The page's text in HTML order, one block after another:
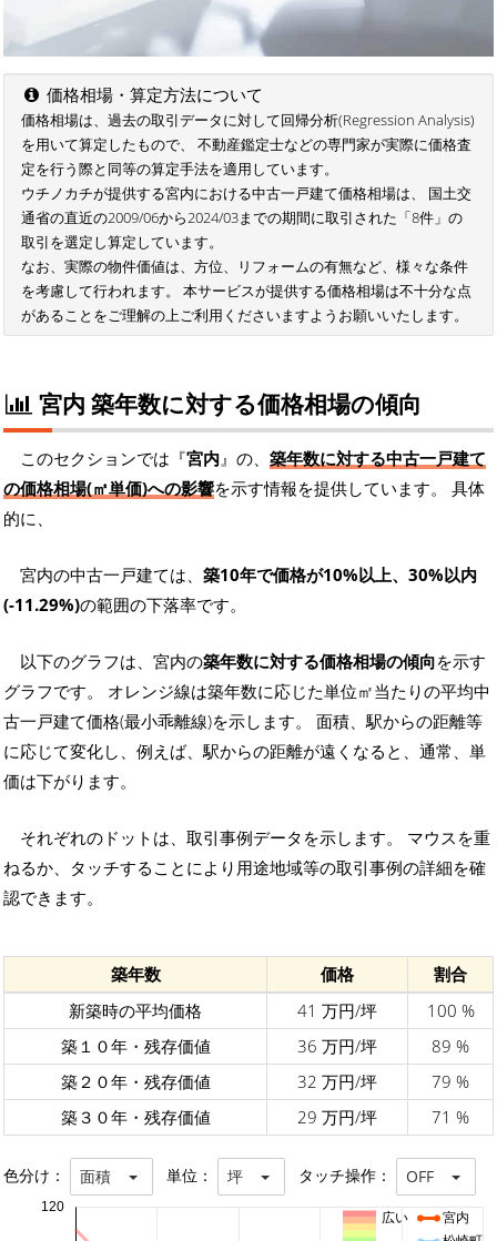
価格相場・算定方法について
価格相場は、過去の取引データに対して回帰分析(Regression Analysis)
を用いて算定したもので、 不動産鑑定士などの専門家が実際に価格査
定を行う際と同等の算定手法を適用しています。
ウチノカチが提供する宮内における中古一戸建て価格相場は、 国土交
通省の直近の2009/06から2024/03までの期間に取引された「8件」の
取引を選定し算定しています。
なお、実際の物件価値は、方位、リフォームの有無など、様々な条件
を考慮して行われます。 本サービスが提供する価格相場は不十分な点
があることをご理解の上ご利用くださいますようお願いいたします。
宮内 築年数に対する価格相場の傾向
このセクションでは『宮内』の、 築年数に対する中古一戸建て
の価格相場(㎡単価)への影響を示す情報を提供しています。 具体
的に、
宮内の中古一戸建ては、 築10年で価格が10%以上、30%以内
(-11.29%)の範囲の下落率です。
以下のグラフは、宮内の築年数に対する価格相場の傾向を示す
グラフです。 オレンジ線は築年数に応じた単位㎡当たりの平均中
古一戸建て価格(最小乖離線)を示します。 面積、駅からの距離等
に応じて変化し、例えば、駅からの距離が遠くなると、通常、単
価は下がります。
それぞれのドットは、取引事例データを示します。 マウスを重
ねるか、タッチすることにより用途地域等の取引事例の詳細を確
認できます。
築年数 価格
割合
新築時の平均価格
41 万円/坪
100 %
築１０年・残存価値
36 万円/坪
89 %
築２０年・残存価値
32 万円/坪
79 %
築３０年・残存価値
29 万円/坪 71 %
色分け： 面積 単位： 坪 タッチ操作： OFF
120
宮内
広い